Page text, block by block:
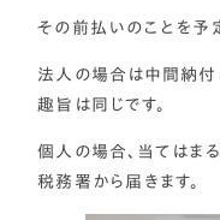
その前払いのことを予
法人の場合は中間納付
趣旨は同じです。
個人の場合、当てはま
税務署から届きます。